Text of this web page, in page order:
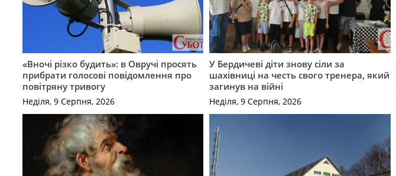
«Вночі різко будить»: в Овручі просять
прибрати голосові повідомлення про
повітряну тривогу
Неділя, 9 Серпня, 2026
У Бердичеві діти знову сіли за
шахівниці на честь свого тренера, який
загинув на війні
Неділя, 9 Серпня, 2026